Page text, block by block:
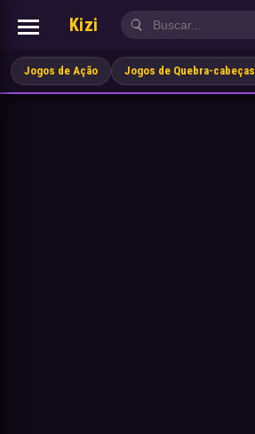
Kizi
Jogos de Ação Jogos de Quebra-cabeças